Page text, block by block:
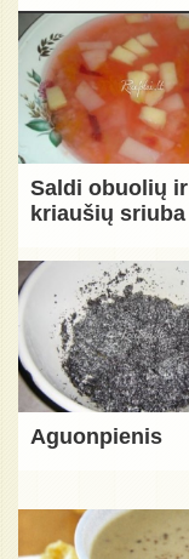
Saldi obuolių ir
kriaušių sriuba
Aguonpienis